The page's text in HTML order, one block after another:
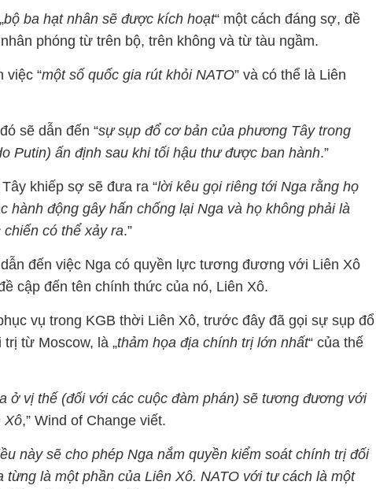
bộ ba hạt nhân sẽ được kích hoạt“ một cách đáng sợ, đề
phóng từ trên bộ, trên không và từ tàu ngầm.
việc “một số quốc gia rút khỏi NATO” và có thể là Liên
sẽ dẫn đến “sự sụp đổ cơ bản của phương Tây trong
Putin) ấn định sau khi tối hậu thư được ban hành.”
khiếp sợ sẽ đưa ra “lời kêu gọi riêng tới Nga rằng họ
hành động gây hấn chống lại Nga và họ không phải là
có thể xảy ra.”
đến việc Nga có quyền lực tương đương với Liên Xô
cập đến tên chính thức của nó, Liên Xô.
vụ trong KGB thời Liên Xô, trước đây đã gọi sự sụp đổ
từ Moscow, là „thảm họa địa chính trị lớn nhất“ của thế
ở vị thế (đối với các cuộc đàm phán) sẽ tương đương với
Xô,” Wind of Change viết.
này sẽ cho phép Nga nắm quyền kiểm soát chính trị đối
từng là một phần của Liên Xô. NATO với tư cách là một